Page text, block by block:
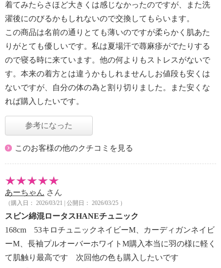
着てみたらさほど大きくは感じなかったのですが、また洗
濯後にのびるかもしれないので交換してもらいます。
この商品は名前の通りとても薄いのですが柔らかく肌あた
りがとても優しいです。私は夏場汗で蕁麻疹がでたりする
ので寝る時に来ています。他の何よりもストレスがないで
す。本来の着方とは違うかもしれませんしお値段も安くは
ないですが、自分の体の為と割り切りました。また安くな
れば購入したいです。
参考になった
このお客様の他のクチコミを見る
あーちゃん さん
（購入日： 2026/03/21 | 公開日： 2026/03/25 ）
スビン綿混ロータスHANEチュニック
168cm 53キロチュニックネイビーM、カーディガンネイビ
ーM、長袖プルオーバーホワイトM購入本当に羽の様に軽く
て肌触り最高です 次回他の色も購入したいです